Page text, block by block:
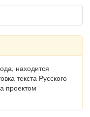
находится
текста Русского
проектом